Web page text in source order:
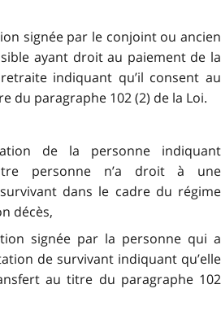
signée par le conjoint ou ancien
ayant droit au paiement de la
indiquant qu’il consent au
du paragraphe 102 (2) de la Loi.
de la personne indiquant
personne n’a droit à une
dans le cadre du régime
décès,
signée par la personne qui a
de survivant indiquant qu’elle
au titre du paragraphe 102